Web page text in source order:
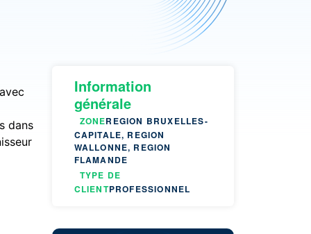
dans
Information
générale
ZONEREGION BRUXELLES-
CAPITALE, REGION
WALLONNE, REGION
FLAMANDE
TYPE DE
CLIENTPROFESSIONNEL